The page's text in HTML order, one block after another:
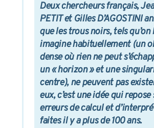
Deux chercheurs français,
PETIT et Gilles D’AGOSTINI
que lestrous noirs, tels qu’on
imagine habituellement (un
dense où rien ne peut
un « horizon » et une
centre),ne peuvent pas
eux, c’est une idée qui repose
erreurs de calcul et
faites il y a plus de 100 ans.